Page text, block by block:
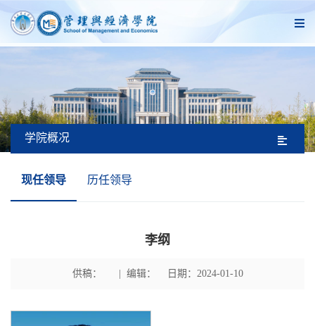
学院概况
现任领导 历任领导
李纲
供稿： | 编辑： 日期：2024-01-10